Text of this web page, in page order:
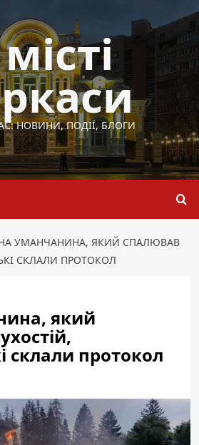
НОВИНИ, ПОДІЇ, БЛОГИ
УМАНЧАНИНА, ЯКИЙ СПАЛЮВАВ
СКЛАЛИ ПРОТОКОЛ
який
склали протокол